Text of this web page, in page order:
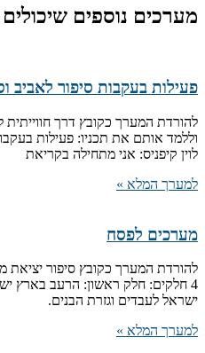
מערכים נוספים
פעילות בעקבות סיפור לאביב
להורדת המערך כקובץ דרך חווייתית
וללמד אותם את תכניו: פעילות
לוין קיפניס: אני מתחילה בקריאת
למערך המלא »
מערכים לפסח
4 חלקים: חלק ראשון: הרעב בארץ
ישראל לעבדים וגזרת הבנים.
למערך המלא »